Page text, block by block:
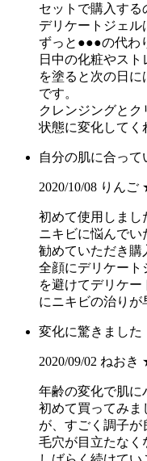
セットで購入する
デリケートジェル
ずっと●●●の代わ
日中の化粧やス
を塗ると次の日
です。
クレンジングと
状態に変化してく
自分の肌に合って
2020/10/08 りんご
初めて使用しまし
ニキビに悩んでい
勧めていただき購
全顔にデリケート
を避けてデリケ
にニキビの治りが
変化に驚きました
2020/09/02 ねおき
年齢の変化で肌に
初めて買ってみま
が、すごく調子が
毛穴が目立たなく